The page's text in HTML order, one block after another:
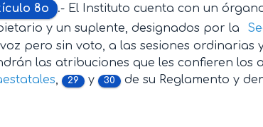
8o
.- El Instituto cuenta con un
y un suplente, designados por la
pero sin voto, a las sesiones
las atribuciones que les confieren los
, 29 y 30 de su Reglamento y